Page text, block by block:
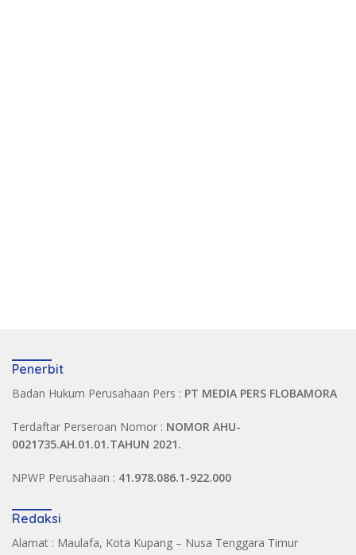
Penerbit
Badan Hukum Perusahaan Pers : PT MEDIA PERS FLOBAMORA
Terdaftar Perseroan Nomor : NOMOR AHU-
0021735.AH.01.01.TAHUN 2021.
NPWP Perusahaan : 41.978.086.1-922.000
Redaksi
Alamat : Maulafa, Kota Kupang – Nusa Tenggara Timur